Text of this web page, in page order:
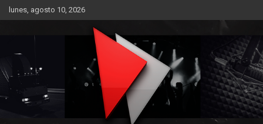
Saltar
al
lunes, agosto 10, 2026